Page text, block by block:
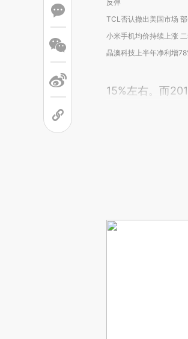
反弹
TCL否认撤出美国市场
小米手机均价持续上涨
晶澳科技上半年净利增
15%左右。而